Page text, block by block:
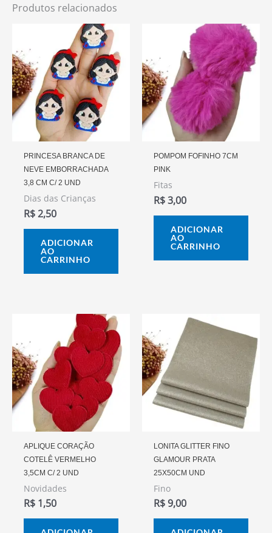
Produtos relacionados
PRINCESA BRANCA DE
NEVE EMBORRACHADA
3,8 CM C/ 2 UND
Dias das Crianças
R$2,50
ADICIONAR
AO
CARRINHO
POMPOM FOFINHO 7CM
PINK
Fitas
R$3,00
ADICIONAR
AO
CARRINHO
APLIQUE CORAÇÃO
COTELÊ VERMELHO
3,5CM C/ 2 UND
Novidades
R$ 1,50
LONITA GLITTER FINO
GLAMOUR PRATA
25X50CM UND
Fino
R$9,00